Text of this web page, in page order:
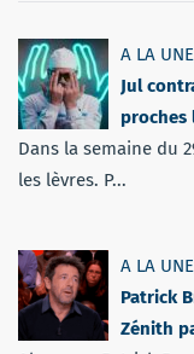
A LA UNE
Jul
proches
Dans la semaine du
les lèvres. P...
A LA UNE
Patrick
Zénith